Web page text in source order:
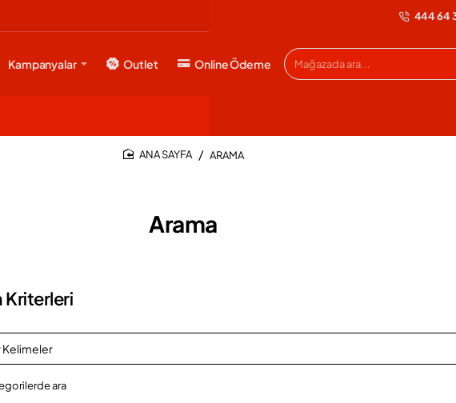
444 64
Kampanyalar Outlet Online Ödeme
Mağazada
ara...
Arama
ARAMA
Kriterleri
ara